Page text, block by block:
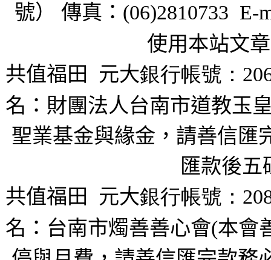
號） 傳真： (06)2810733 E-
使用本站文
共值福田
元大銀行帳號：
名：財團法人台南市道教玉
聖業基金與緣金，請善信匯
匯款後五
共值福田
元大銀行帳號：
名：台南市燭善善心會(本會